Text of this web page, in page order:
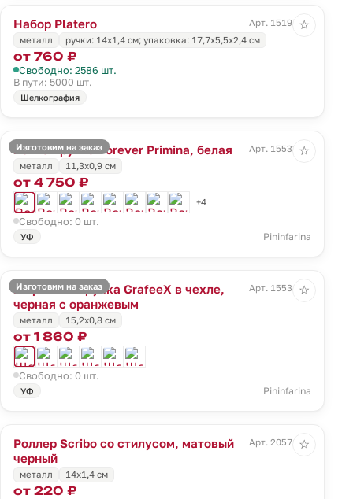
Набор Platero
Арт. 15197.00
металл
ручки: 14х1,4 см; упаковка: 17,7х5,5х2,4 см
от 760 ₽
Свободно: 2586 шт.
В пути: 5000 шт.
Шелкография
☆
Изготовим на заказ
Вечная ручка Forever Primina, белая
Арт. 15533.60
металл
11,3x0,9 см
от 4 750 ₽
+4
Свободно: 0 шт.
УФ Pininfarina
☆
Изготовим на заказ
Шариковая ручка GrafeeX в чехле,
черная с оранжевым
Арт. 15534.20
металл 15,2x0,8 см
от 1 860 ₽
Свободно: 0 шт.
УФ Pininfarina
☆
Роллер Scribo со стилусом, матовый
черный
Арт. 20571.33
металл 14х1,4 см
от 220 ₽
☆